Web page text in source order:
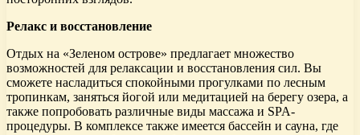
Релакс и восстановление
Отдых на «Зеленом острове» предлагает множество
возможностей для релаксации и восстановления сил. Вы
сможете насладиться спокойными прогулками по лесным
тропинкам, заняться йогой или медитацией на берегу озера, а
также попробовать различные виды массажа и SPA-
процедуры. В комплексе также имеется бассейн и сауна, где